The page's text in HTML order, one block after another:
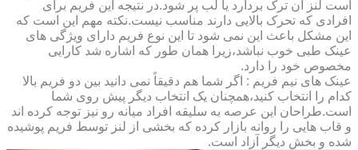
است لنز آن ترک بردارد یا لب پر شود.در نتیجه این فریم برای
افرادی که تحرک بالایی دارند مناسب نیست.نکته مهم این است که
این مشکل باعث این نمی شود تا این نوع فریم دارای ویژگی های
عینک طبی خوب نباشد،زیرا همان طور که اشاره شد کارایی
مخصوص خود را دارد.
عینک های نیم فریم : اگر شما هم دقیقاً نمی دانید بین دو فریم بالا
کدام را انتخاب کنید،همچنان یک انتخاب دیگر پیش روی شما
است.طراحان این عرصه به سلیقه افراد میانه رو نیز توجه کرده اند
و قاب هایی را روانه بازار کرده که بخشی از لنز توسط فریم پوشیده
شده و بخش دیگر آزاد است.